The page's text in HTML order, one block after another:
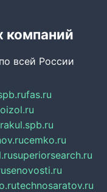
компаний
всей России
fas.ru
cemko.ru
superiorsearch.ru
senovosti.ru
technosaratov.ru